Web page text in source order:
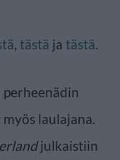
, tästä ja tästä.
laulajana.
julkaistiin